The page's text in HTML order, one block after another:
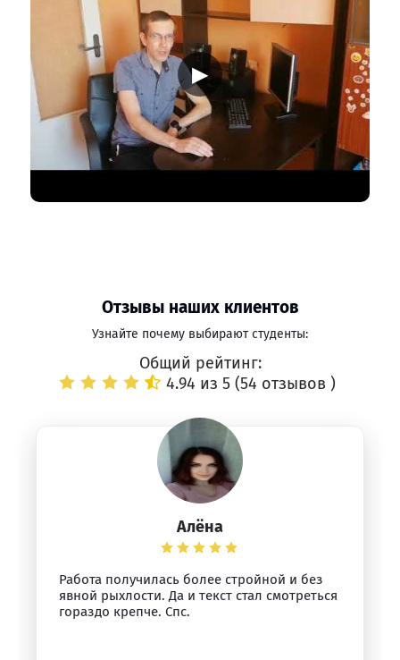
▶
Отзывы наших клиентов
Узнайте почему выбирают студенты:
Общий рейтинг:
4.94 из 5 (54 отзывов )
Алёна
Работа получилась более стройной и без
явной рыхлости. Да и текст стал смотреться
гораздо крепче. Спс.